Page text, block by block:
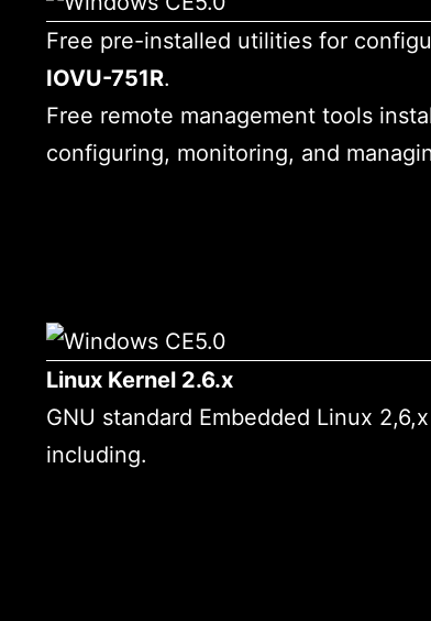
Free pre-installed utilities for
IOVU-751R.
Free remote management tools
configuring, monitoring, and
Linux Kernel 2.6.x
GNU standard Embedded Linux
including.